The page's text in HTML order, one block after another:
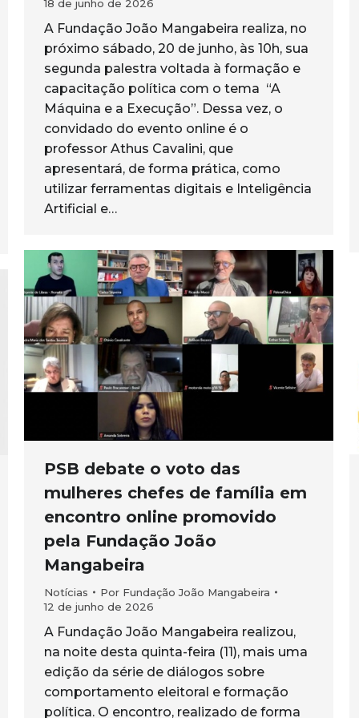
18 de junho de 2026
A Fundação João Mangabeira realiza, no
próximo sábado, 20 de junho, às 10h, sua
segunda palestra voltada à formação e
capacitação política com o tema “A
Máquina e a Execução”. Dessa vez, o
convidado do evento online é o
professor Athus Cavalini, que
apresentará, de forma prática, como
utilizar ferramentas digitais e Inteligência
Artificial e…
PSB debate o voto das
mulheres chefes de família em
encontro online promovido
pela Fundação João
Mangabeira
Notícias Por Fundação João Mangabeira
12 de junho de 2026
A Fundação João Mangabeira realizou,
na noite desta quinta-feira (11), mais uma
edição da série de diálogos sobre
comportamento eleitoral e formação
política. O encontro, realizado de forma